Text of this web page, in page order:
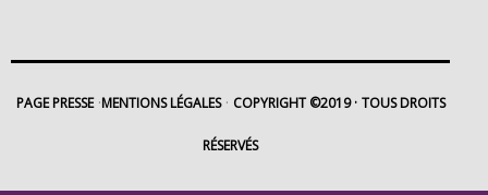
PAGE PRESSE MENTIONS LÉGALES COPYRIGHT ©2019 TOUS DROITS
RÉSERVÉS